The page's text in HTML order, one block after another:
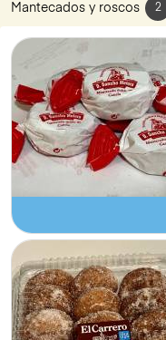
Mantecados y roscos 2